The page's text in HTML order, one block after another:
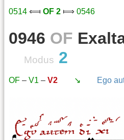
0514 ⟽ OF 2 ⟾ 0546
0946 OF
Modus 2
OF – V1 – V2 ↘️ Ego